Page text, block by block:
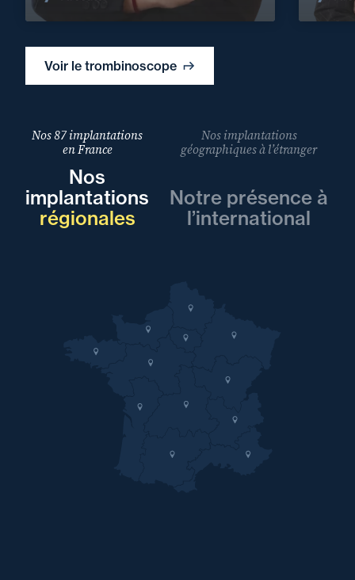
Voir le trombinoscope
Nos 87 implantations
en France
Nos
implantations
régionales
Nos implantations
géographiques à l’étranger
Notre présence à
l’international